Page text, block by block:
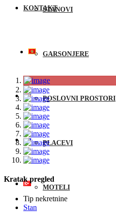
STANOVI
GARSONJERE
POSLOVNI PROSTORI
PLACEVI
MOTELI
KONTAKT
Kratak pregled
Tip nekretnine
Stan